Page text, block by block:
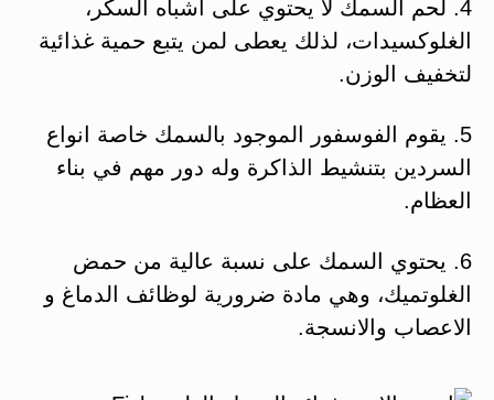
4. لحم السمك لا يحتوي على اشباه السكر،
الغلوكسيدات، لذلك يعطى لمن يتبع حمية غذائية
لتخفيف الوزن.
5. يقوم الفوسفور الموجود بالسمك خاصة انواع
السردين بتنشيط الذاكرة وله دور مهم في بناء
العظام.
6. يحتوي السمك على نسبة عالية من حمض
الغلوتميك، وهي مادة ضرورية لوظائف الدماغ و
الاعصاب والانسجة.